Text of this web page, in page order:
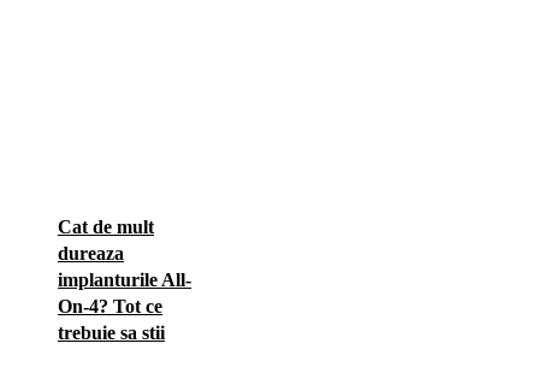
Cat de mult
dureaza
implanturile All-
On-4? Tot ce
trebuie sa stii